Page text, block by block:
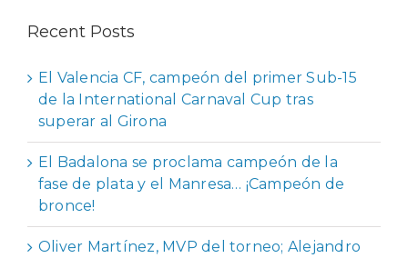
Recent Posts
El Valencia CF, campeón del primer Sub-15
de la International Carnaval Cup tras
superar al Girona
El Badalona se proclama campeón de la
fase de plata y el Manresa… ¡Campeón de
bronce!
Oliver Martínez, MVP del torneo; Alejandro